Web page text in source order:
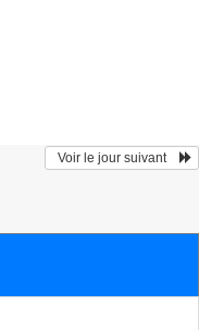
  Voir le jour suivant